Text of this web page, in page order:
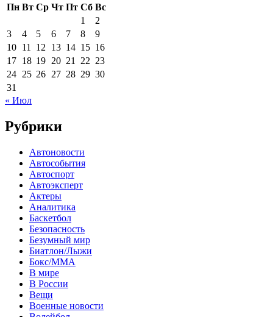
Пн Вт Ср Чт Пт Сб Вс
1
2
3
4 5 6 7 8
9
10 11 12 13 14 15 16
17 18 19 20 21 22 23
24 25 26 27 28 29 30
31
« Июл
Рубрики
Автоновости
Автособытия
Автоспорт
Автоэксперт
Актеры
Аналитика
Баскетбол
Безопасность
Безумный мир
Биатлон/Лыжи
Бокс/MMA
В мире
В России
Вещи
Военные новости